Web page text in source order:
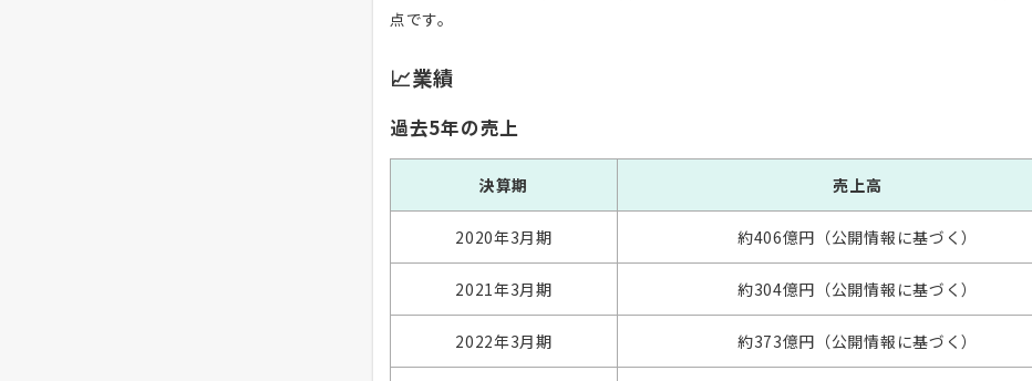
点です。
📈業績
過去5年の売上
決算期 売上高
2020年3月期 約406億円（公開情報に基づく）
2021年3月期 約304億円（公開情報に基づく）
2022年3月期 約373億円（公開情報に基づく）